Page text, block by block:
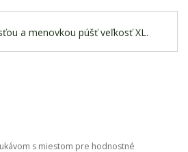
s miestom pre hodnostné